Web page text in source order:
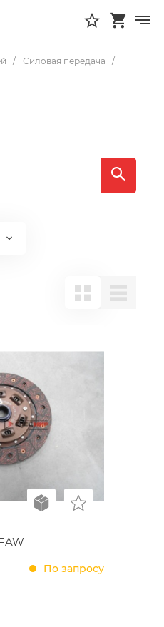
Силовая передача
По запросу